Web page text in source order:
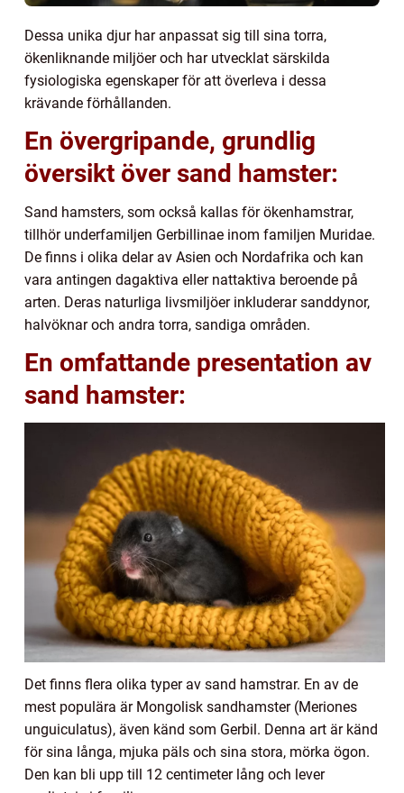
Dessa unika djur har anpassat sig till sina torra,
ökenliknande miljöer och har utvecklat särskilda
fysiologiska egenskaper för att överleva i dessa
krävande förhållanden.
En övergripande, grundlig
översikt över sand hamster:
Sand hamsters, som också kallas för ökenhamstrar,
tillhör underfamiljen Gerbillinae inom familjen Muridae.
De finns i olika delar av Asien och Nordafrika och kan
vara antingen dagaktiva eller nattaktiva beroende på
arten. Deras naturliga livsmiljöer inkluderar sanddynor,
halvöknar och andra torra, sandiga områden.
En omfattande presentation av
sand hamster:
Det finns flera olika typer av sand hamstrar. En av de
mest populära är Mongolisk sandhamster (Meriones
unguiculatus), även känd som Gerbil. Denna art är känd
för sina långa, mjuka päls och sina stora, mörka ögon.
Den kan bli upp till 12 centimeter lång och lever